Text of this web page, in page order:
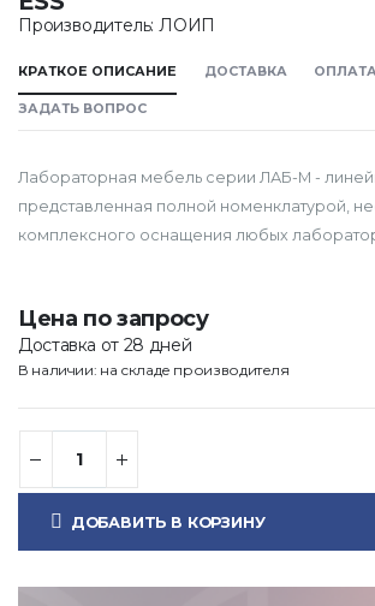
Производитель: ЛОИП
КРАТКОЕ ОПИСАНИЕ ДОСТАВКА
ЗАДАТЬ ВОПРОС
Лабораторная мебель серии ЛАБ-М -
представленная полной номенклатурой,
комплексного оснащения любых
Цена по запросу
Доставка от 28 дней
В наличии: на складе производителя
ДОБАВИТЬ В КОРЗИНУ